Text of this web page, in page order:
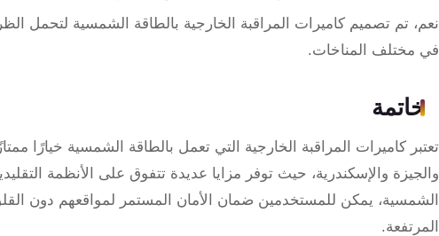
نعم، تم تصميم كاميرات المراقبة الخارجية بالطاقة الشمسية لتحمل
في مختلف المناخات.
خاتمة
تعتبر كاميرات المراقبة الخارجية التي تعمل بالطاقة الشمسية خيارًا
والجيزة والإسكندرية، حيث توفر مزايا عديدة تتفوق على الأنظمة
الشمسية، يمكن للمستخدمين ضمان الأمان المستمر لمواقعهم دون
المرتفعة.